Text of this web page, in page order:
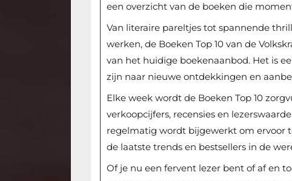
een overzicht van de boeken die
Van literaire pareltjes tot spannende
werken, de Boeken Top 10 van de
van het huidige boekenaanbod. Het is
zijn naar nieuwe ontdekkingen en
Elke week wordt de Boeken Top 10
verkoopcijfers, recensies en
regelmatig wordt bijgewerkt om ervoor
de laatste trends en bestsellers in de
Of je nu een fervent lezer bent of af en